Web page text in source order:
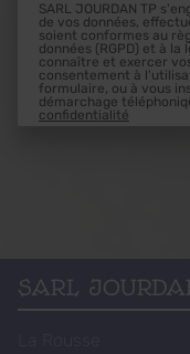
SARL JOURDAN TP
de vos données,
soient conformes au
données (RGPD) et à
connaître et exercer
consentement à
formulaire, ou à vous
démarchage
confidentialité
SARL